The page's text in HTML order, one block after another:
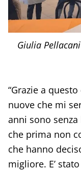
Giulia
“Grazie a
nuove che mi
anni sono
che prima non
che hanno
migliore. E’